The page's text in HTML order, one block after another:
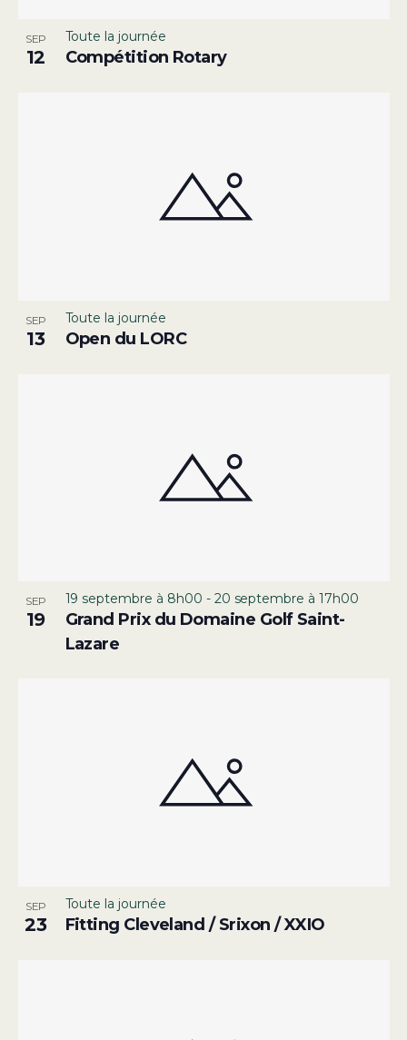
SEP
12
Toute la journée
Compétition Rotary
SEP
13
Toute la journée
Open du LORC
SEP
19
19 septembre à 8h00 - 20 septembre à 17h00
Grand Prix du Domaine Golf Saint-
Lazare
SEP
23
Toute la journée
Fitting Cleveland / Srixon / XXIO